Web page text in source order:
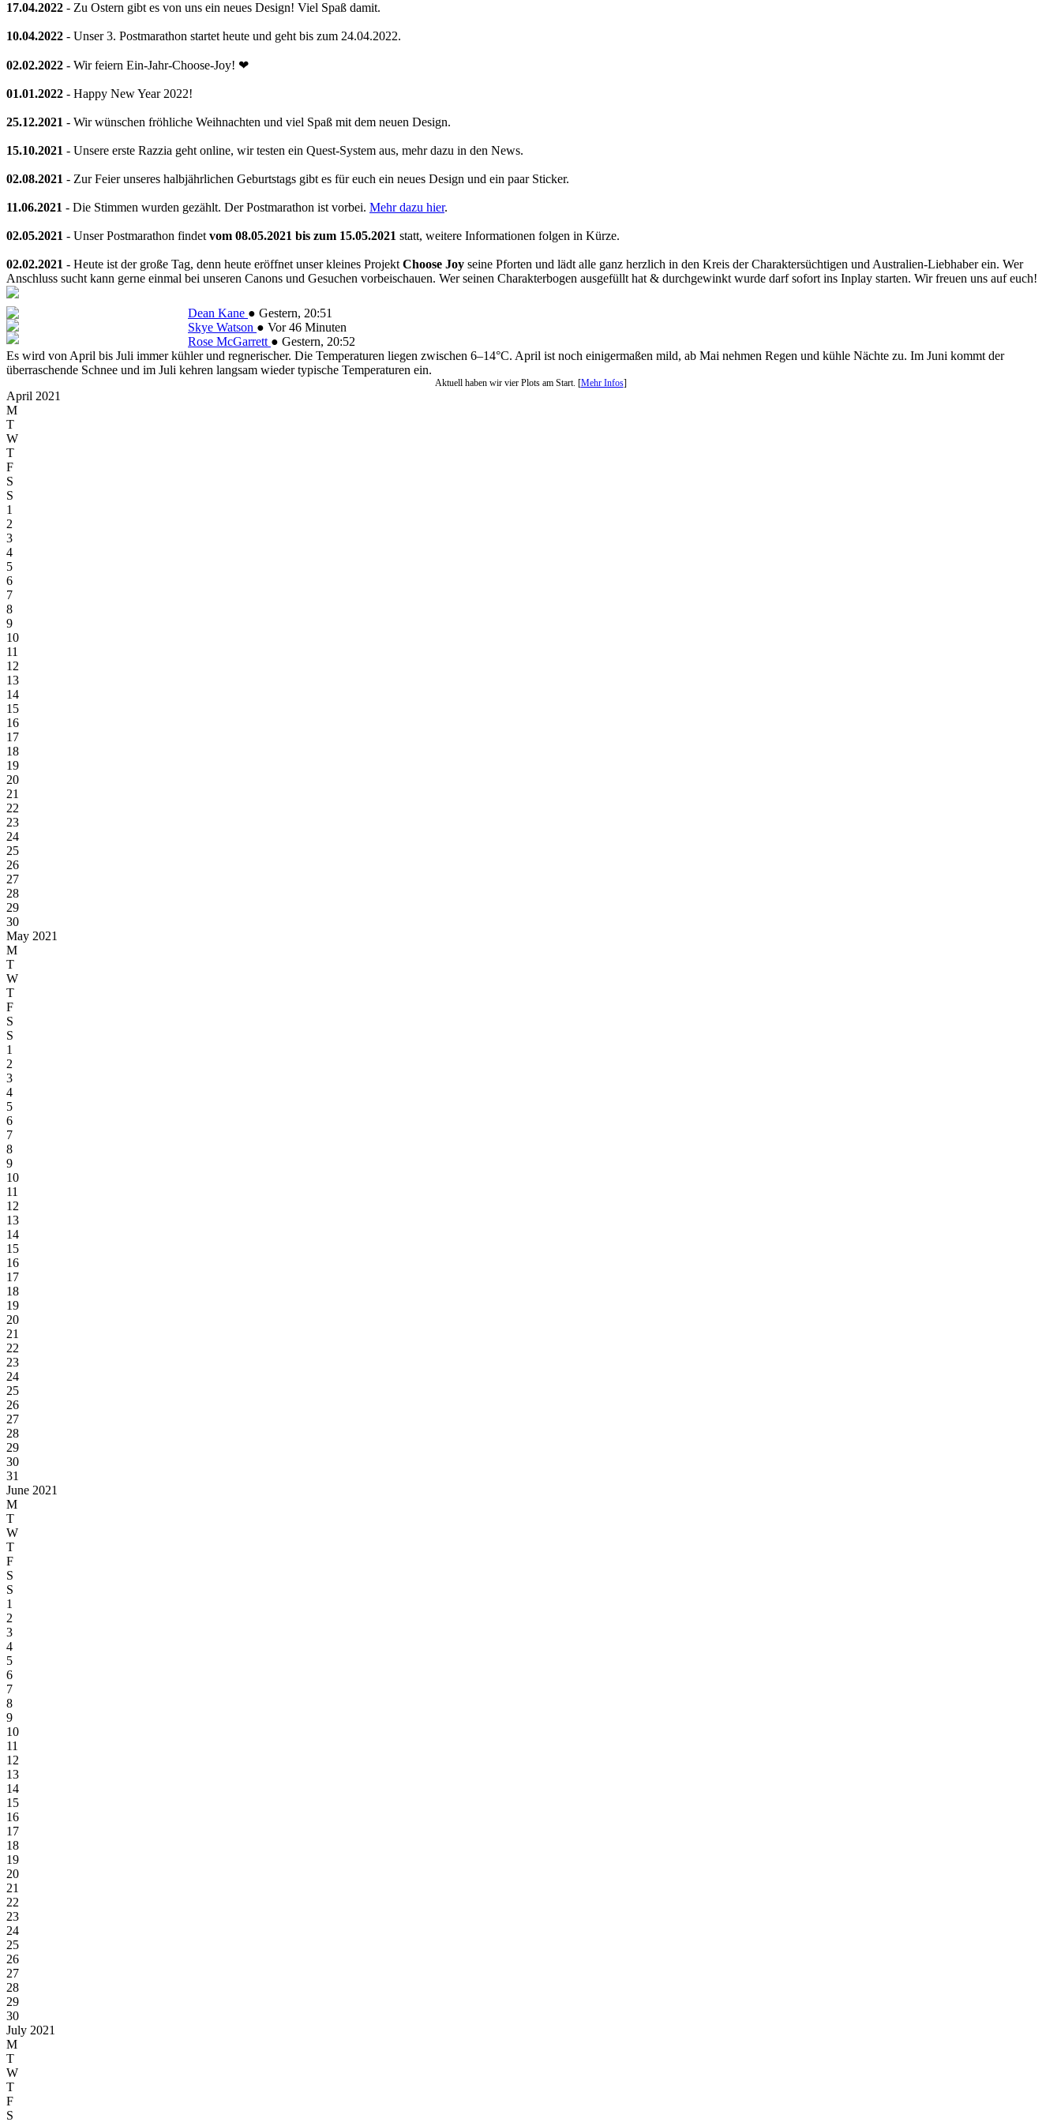
17.04.2022 - Zu Ostern gibt es von uns ein neues Design! Viel Spaß damit.
10.04.2022 - Unser 3. Postmarathon startet heute und geht bis zum 24.04.2022.
02.02.2022 - Wir feiern Ein-Jahr-Choose-Joy! ❤
01.01.2022 - Happy New Year 2022!
25.12.2021 - Wir wünschen fröhliche Weihnachten und viel Spaß mit dem neuen Design.
15.10.2021 - Unsere erste Razzia geht online, wir testen ein Quest-System aus, mehr dazu in den News.
02.08.2021 - Zur Feier unseres halbjährlichen Geburtstags gibt es für euch ein neues Design und ein paar Sticker.
11.06.2021 - Die Stimmen wurden gezählt. Der Postmarathon ist vorbei. Mehr dazu hier.
02.05.2021 - Unser Postmarathon findet vom 08.05.2021 bis zum 15.05.2021 statt, weitere Informationen folgen in Kürze.
02.02.2021 - Heute ist der große Tag, denn heute eröffnet unser kleines Projekt Choose Joy seine Pforten und lädt alle ganz herzlich in den Kreis der Charaktersüchtigen und Australien-Liebhaber ein. Wer
Anschluss sucht kann gerne einmal bei unseren Canons und Gesuchen vorbeischauen. Wer seinen Charakterbogen ausgefüllt hat & durchgewinkt wurde darf sofort ins Inplay starten. Wir freuen uns auf euch!
Dean Kane ● Gestern, 20:51
Skye Watson ● Vor 46 Minuten
Rose McGarrett ● Gestern, 20:52
Es wird von April bis Juli immer kühler und regnerischer. Die Temperaturen liegen zwischen 6–14°C. April ist noch einigermaßen mild, ab Mai nehmen Regen und kühle Nächte zu. Im Juni kommt der
überraschende Schnee und im Juli kehren langsam wieder typische Temperaturen ein.
Aktuell haben wir vier Plots am Start. [Mehr Infos]
April 2021
M
T
W
T
F
S
S
1
2
3
4
5
6
7
8
9
10
11
12
13
14
15
16
17
18
19
20
21
22
23
24
25
26
27
28
29
30
May 2021
M
T
W
T
F
S
S
1
2
3
4
5
6
7
8
9
10
11
12
13
14
15
16
17
18
19
20
21
22
23
24
25
26
27
28
29
30
31
June 2021
M
T
W
T
F
S
S
1
2
3
4
5
6
7
8
9
10
11
12
13
14
15
16
17
18
19
20
21
22
23
24
25
26
27
28
29
30
July 2021
M
T
W
T
F
S